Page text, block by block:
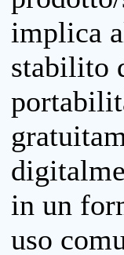
implica
stabilito
in un
uso